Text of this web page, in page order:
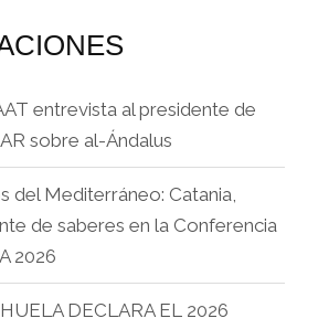
entrevista al presidente de
sobre al-Ándalus
del Mediterráneo: Catania,
de saberes en la Conferencia
2026
DECLARA EL 2026